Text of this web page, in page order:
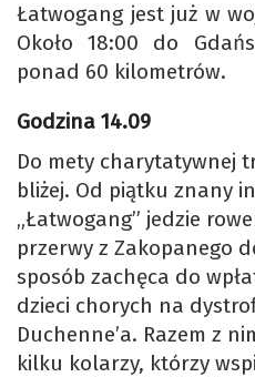
Łatwogang jest już w
Około 18:00 do
ponad 60 kilometrów.
Godzina 14.09
Do mety charytatywnej
bliżej. Od piątku znany
„Łatwogang” jedzie
przerwy z Zakopanego
sposób zachęca do
dzieci chorych na
Duchenne’a. Razem z
kilku kolarzy, którzy